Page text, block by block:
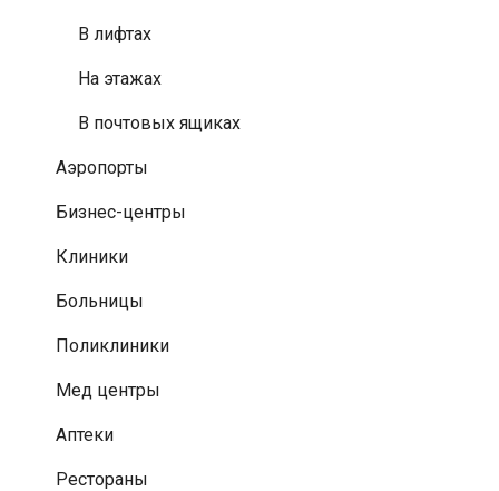
В лифтах
На этажах
В почтовых ящиках
Аэропорты
Бизнес-центры
Клиники
Больницы
Поликлиники
Мед центры
Аптеки
Рестораны